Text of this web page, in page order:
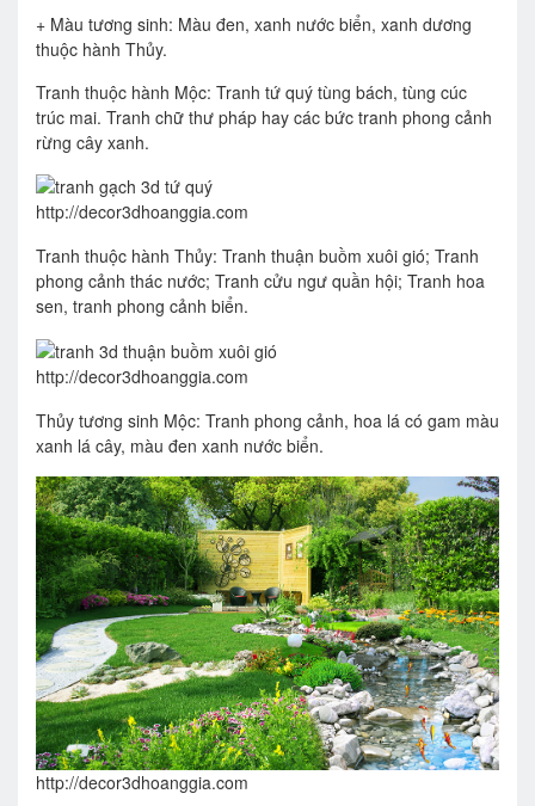
+ Màu tương sinh: Màu đen, xanh nước biển, xanh dương
thuộc hành Thủy.
Tranh thuộc hành Mộc: Tranh tứ quý tùng bách, tùng cúc
trúc mai. Tranh chữ thư pháp hay các bức tranh phong cảnh
rừng cây xanh.
http://decor3dhoanggia.com
Tranh thuộc hành Thủy: Tranh thuận buồm xuôi gió; Tranh
phong cảnh thác nước; Tranh cửu ngư quần hội; Tranh hoa
sen, tranh phong cảnh biển.
http://decor3dhoanggia.com
Thủy tương sinh Mộc: Tranh phong cảnh, hoa lá có gam màu
xanh lá cây, màu đen xanh nước biển.
http://decor3dhoanggia.com